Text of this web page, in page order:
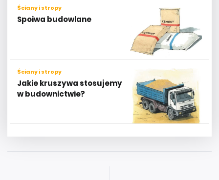
Ściany i stropy
Spoiwa budowlane
Ściany i stropy
Jakie kruszywa stosujemy
w budownictwie?